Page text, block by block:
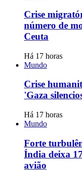
Crise
número de
Ceuta
Há 17 horas
Mundo
Crise
'Gaza
Há 17 horas
Mundo
Forte
Índia deixa
avião